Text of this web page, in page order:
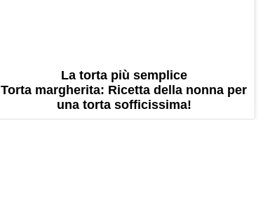
La torta più semplice
Torta margherita: Ricetta della nonna per
una torta sofficissima!